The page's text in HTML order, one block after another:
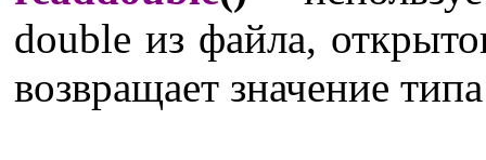
double из файла,
возвращает значение